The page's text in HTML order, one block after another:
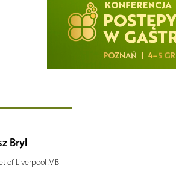
Bryl
of Liverpool MB